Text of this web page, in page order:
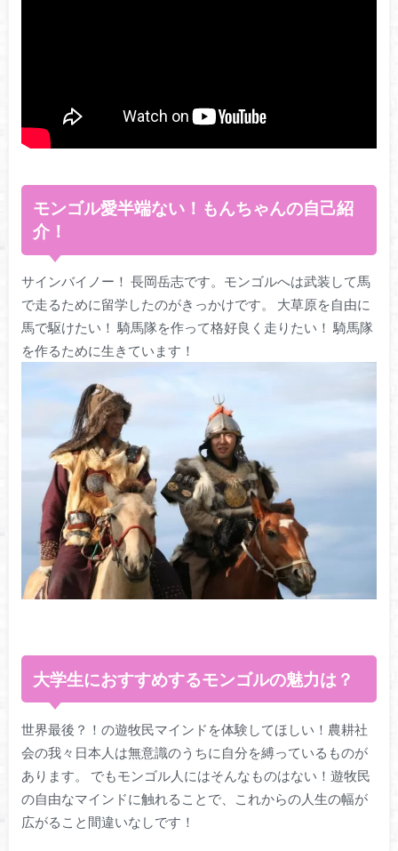
モンゴル愛半端ない！もんちゃんの自己紹
介！
サインバイノー！ 長岡岳志です。モンゴルへは武装して馬
で走るために留学したのがきっかけです。 大草原を自由に
馬で駆けたい！ 騎馬隊を作って格好良く走りたい！ 騎馬隊
を作るために生きています！
大学生におすすめするモンゴルの魅力は？
世界最後？！の遊牧民マインドを体験してほしい！農耕社
会の我々日本人は無意識のうちに自分を縛っているものが
あります。 でもモンゴル人にはそんなものはない！遊牧民
の自由なマインドに触れることで、これからの人生の幅が
広がること間違いなしです！